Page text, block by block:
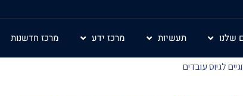
שלנו תעשיות מרכז ידע מרכז חדשנות
לגיוס עובדים